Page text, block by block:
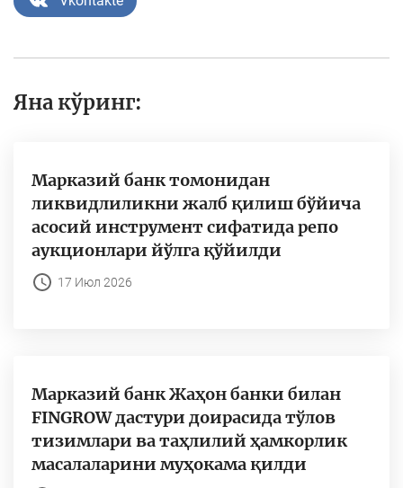
Яна кўринг:
Марказий банк томонидан
ликвидлиликни жалб қилиш бўйича
асосий инструмент сифатида репо
аукционлари йўлга қўйилди
17 Июл 2026
Марказий банк Жаҳон банки билан
FINGROW дастури доирасида тўлов
тизимлари ва таҳлилий ҳамкорлик
масалаларини муҳокама қилди